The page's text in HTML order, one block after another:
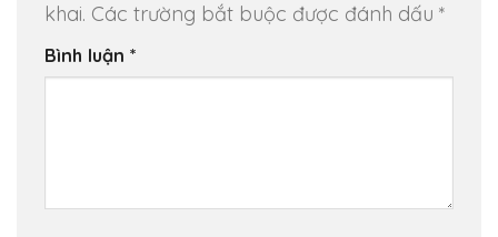
khai. Các trường bắt buộc được đánh dấu *
Bình luận *